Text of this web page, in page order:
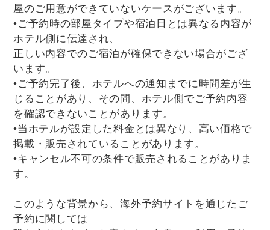
屋のご用意ができていないケースがございます。
•ご予約時の部屋タイプや宿泊日とは異なる内容が
ホテル側に伝達され、
正しい内容でのご宿泊が確保できない場合がござ
います。
•ご予約完了後、ホテルへの通知までに時間差が生
じることがあり、その間、ホテル側でご予約内容
を確認できないことがあります。
•当ホテルが設定した料金とは異なり、高い価格で
掲載・販売されていることがあります。
•キャンセル不可の条件で販売されることがありま
す。
このような背景から、海外予約サイトを通じたご
予約に関しては